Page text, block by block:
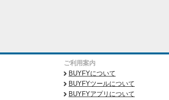
ご利用案内
BUYFYについて
BUYFYツールについて
BUYFYアプリについて